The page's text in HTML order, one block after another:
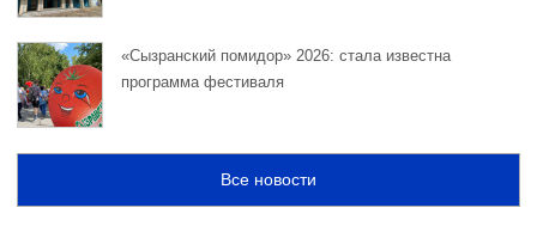
«Сызранский помидор» 2026: стала известна
программа фестиваля
Все новости